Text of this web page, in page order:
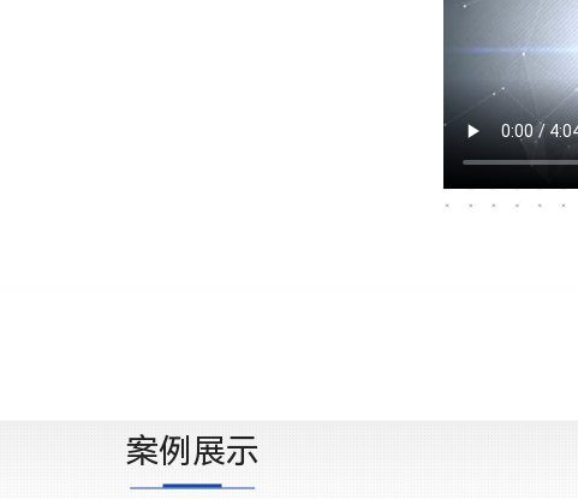
案例展示